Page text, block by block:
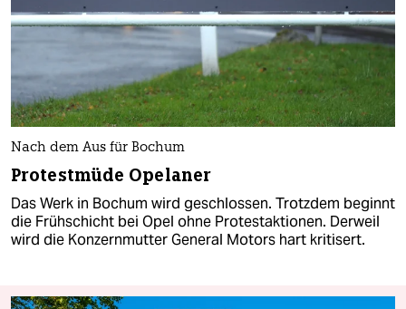
Nach dem Aus für Bochum
Protestmüde Opelaner
Das Werk in Bochum wird geschlossen. Trotzdem beginnt
die Frühschicht bei Opel ohne Protestaktionen. Derweil
wird die Konzernmutter General Motors hart kritisert.